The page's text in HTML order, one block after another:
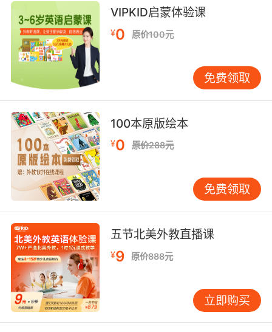
特殊需求的委婉表达
忌用“No”直接否定，可尝试“I’m afraid…”或
“Would it be possible…?”。例如，对奶油过敏可
说：“I need to avoid cream due to an allergy,
could you suggest something else?” 既说明原
因又留有余地。心理学研究证实，解释性请求比
命令式更易获得对方配合。
三、情境模拟与实战策略
应对模糊菜单的提问技巧
遇到不熟悉的菜品时，可问：“What’s in this
dish?”（成分）或“How spicy is it?”（辣度）。
with less salt?”（减少盐分）。VIPKID模拟课堂
中，学员通过角色扮演发现，追问细节时搭配
“Thank you for explaining!”会显著提升服务员耐
心度。
处理突发问题的沟通逻辑
若菜品出错，避免直接指责。可分三步：首先描
VIPKID启蒙体验课
¥0 原价100元
免费领取
100本原版绘本
¥0 原价288元
免费领取
五节北美外教直播课
¥9 原价888元
立即购买